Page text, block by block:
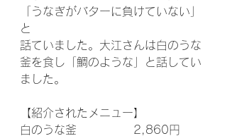
「うなぎがバターに負けていない」
と
話ていました。大江さんは白のうな
釜を食し「鯛のような」と話してい
ました。
【紹介されたメニュー】
白のうな釜　　　　　2,860円